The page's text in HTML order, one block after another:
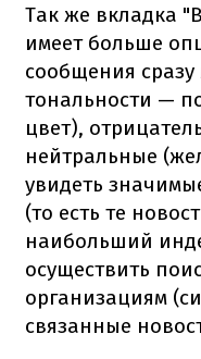
Так же вкладка
имеет больше
сообщения
тональности —
цвет),
нейтральные
увидеть
(то есть те
наибольший
осуществить
организациям
связанные